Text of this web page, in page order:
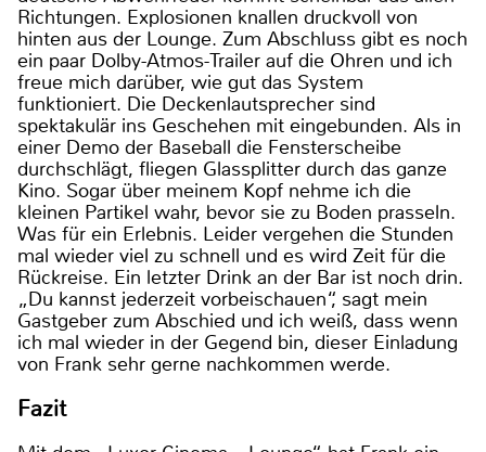
Richtungen. Explosionen knallen druckvoll von
hinten aus der Lounge. Zum Abschluss gibt es noch
ein paar Dolby-Atmos-Trailer auf die Ohren und ich
freue mich darüber, wie gut das System
funktioniert. Die Deckenlautsprecher sind
spektakulär ins Geschehen mit eingebunden. Als in
einer Demo der Baseball die Fensterscheibe
durchschlägt, fliegen Glassplitter durch das ganze
Kino. Sogar über meinem Kopf nehme ich die
kleinen Partikel wahr, bevor sie zu Boden prasseln.
Was für ein Erlebnis. Leider vergehen die Stunden
mal wieder viel zu schnell und es wird Zeit für die
Rückreise. Ein letzter Drink an der Bar ist noch drin.
„Du kannst jederzeit vorbeischauen“, sagt mein
Gastgeber zum Abschied und ich weiß, dass wenn
ich mal wieder in der Gegend bin, dieser Einladung
von Frank sehr gerne nachkommen werde.
Fazit